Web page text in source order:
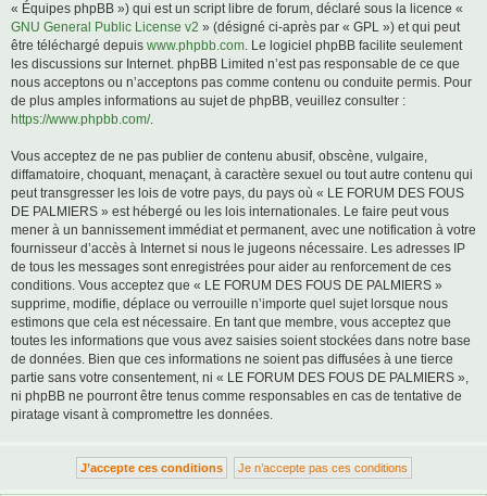
« Équipes phpBB ») qui est un script libre de forum, déclaré sous la licence «
GNU General Public License v2 » (désigné ci-après par « GPL ») et qui peut
être téléchargé depuis www.phpbb.com. Le logiciel phpBB facilite seulement
les discussions sur Internet. phpBB Limited n’est pas responsable de ce que
nous acceptons ou n’acceptons pas comme contenu ou conduite permis. Pour
de plus amples informations au sujet de phpBB, veuillez consulter :
https://www.phpbb.com/.
Vous acceptez de ne pas publier de contenu abusif, obscène, vulgaire,
diffamatoire, choquant, menaçant, à caractère sexuel ou tout autre contenu qui
peut transgresser les lois de votre pays, du pays où « LE FORUM DES FOUS
DE PALMIERS » est hébergé ou les lois internationales. Le faire peut vous
mener à un bannissement immédiat et permanent, avec une notification à votre
fournisseur d’accès à Internet si nous le jugeons nécessaire. Les adresses IP
de tous les messages sont enregistrées pour aider au renforcement de ces
conditions. Vous acceptez que « LE FORUM DES FOUS DE PALMIERS »
supprime, modifie, déplace ou verrouille n’importe quel sujet lorsque nous
estimons que cela est nécessaire. En tant que membre, vous acceptez que
toutes les informations que vous avez saisies soient stockées dans notre base
de données. Bien que ces informations ne soient pas diffusées à une tierce
partie sans votre consentement, ni « LE FORUM DES FOUS DE PALMIERS »,
ni phpBB ne pourront être tenus comme responsables en cas de tentative de
piratage visant à compromettre les données.